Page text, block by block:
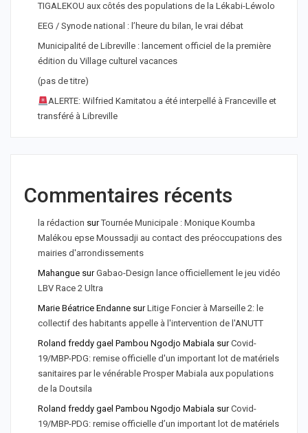
TIGALEKOU aux côtés des populations de la Lékabi-Léwolo
EEG / Synode national : l’heure du bilan, le vrai débat
Municipalité de Libreville : lancement officiel de la première
édition du Village culturel vacances
(pas de titre)
ALERTE: Wilfried Kamitatou a été interpellé à Franceville et
transféré à Libreville
Commentaires récents
la rédaction surTournée Municipale : Monique Koumba
Malékou epse Moussadji au contact des préoccupations des
mairies d'arrondissements
Mahangue surGabao-Design lance officiellement le jeu vidéo
LBV Race 2 Ultra
Marie Béatrice Endanne surLitige Foncier à Marseille 2: le
collectif des habitants appelle à l'intervention de l'ANUTT
Roland freddy gael Pambou Ngodjo Mabiala surCovid-
19/MBP-PDG: remise officielle d'un important lot de matériels
sanitaires par le vénérable Prosper Mabiala aux populations
de la Doutsila
Roland freddy gael Pambou Ngodjo Mabiala surCovid-
19/MBP-PDG: remise officielle d’un important lot de matériels